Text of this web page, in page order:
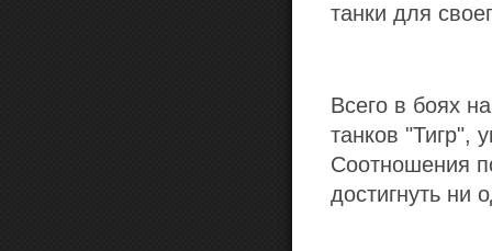
танки для
Всего в боях
танков "Тигр",
Соотношения
достигнуть ни